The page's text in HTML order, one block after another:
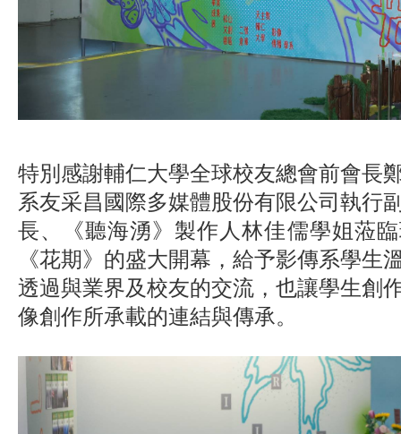
特別感謝輔仁大學全球校友總會前會長
系友采昌國際多媒體股份有限公司執行
長、《聽海湧》製作人林佳儒學姐蒞
《花期》的盛大開幕，給予影傳系學生
透過與業界及校友的交流，也讓學生創
像創作所承載的連結與傳承。